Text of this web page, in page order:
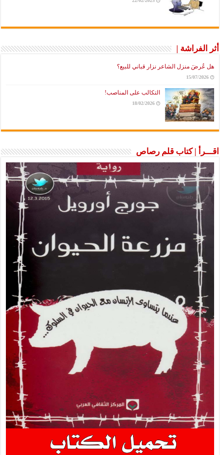
أثر الفراشة |
هل عُرضَ منزل الشاعر نزار قباني للبيع؟
15/07/2026
التكالب على المناصب!
18/02/2026
اقـــرأ | كتاب قلم رصاص